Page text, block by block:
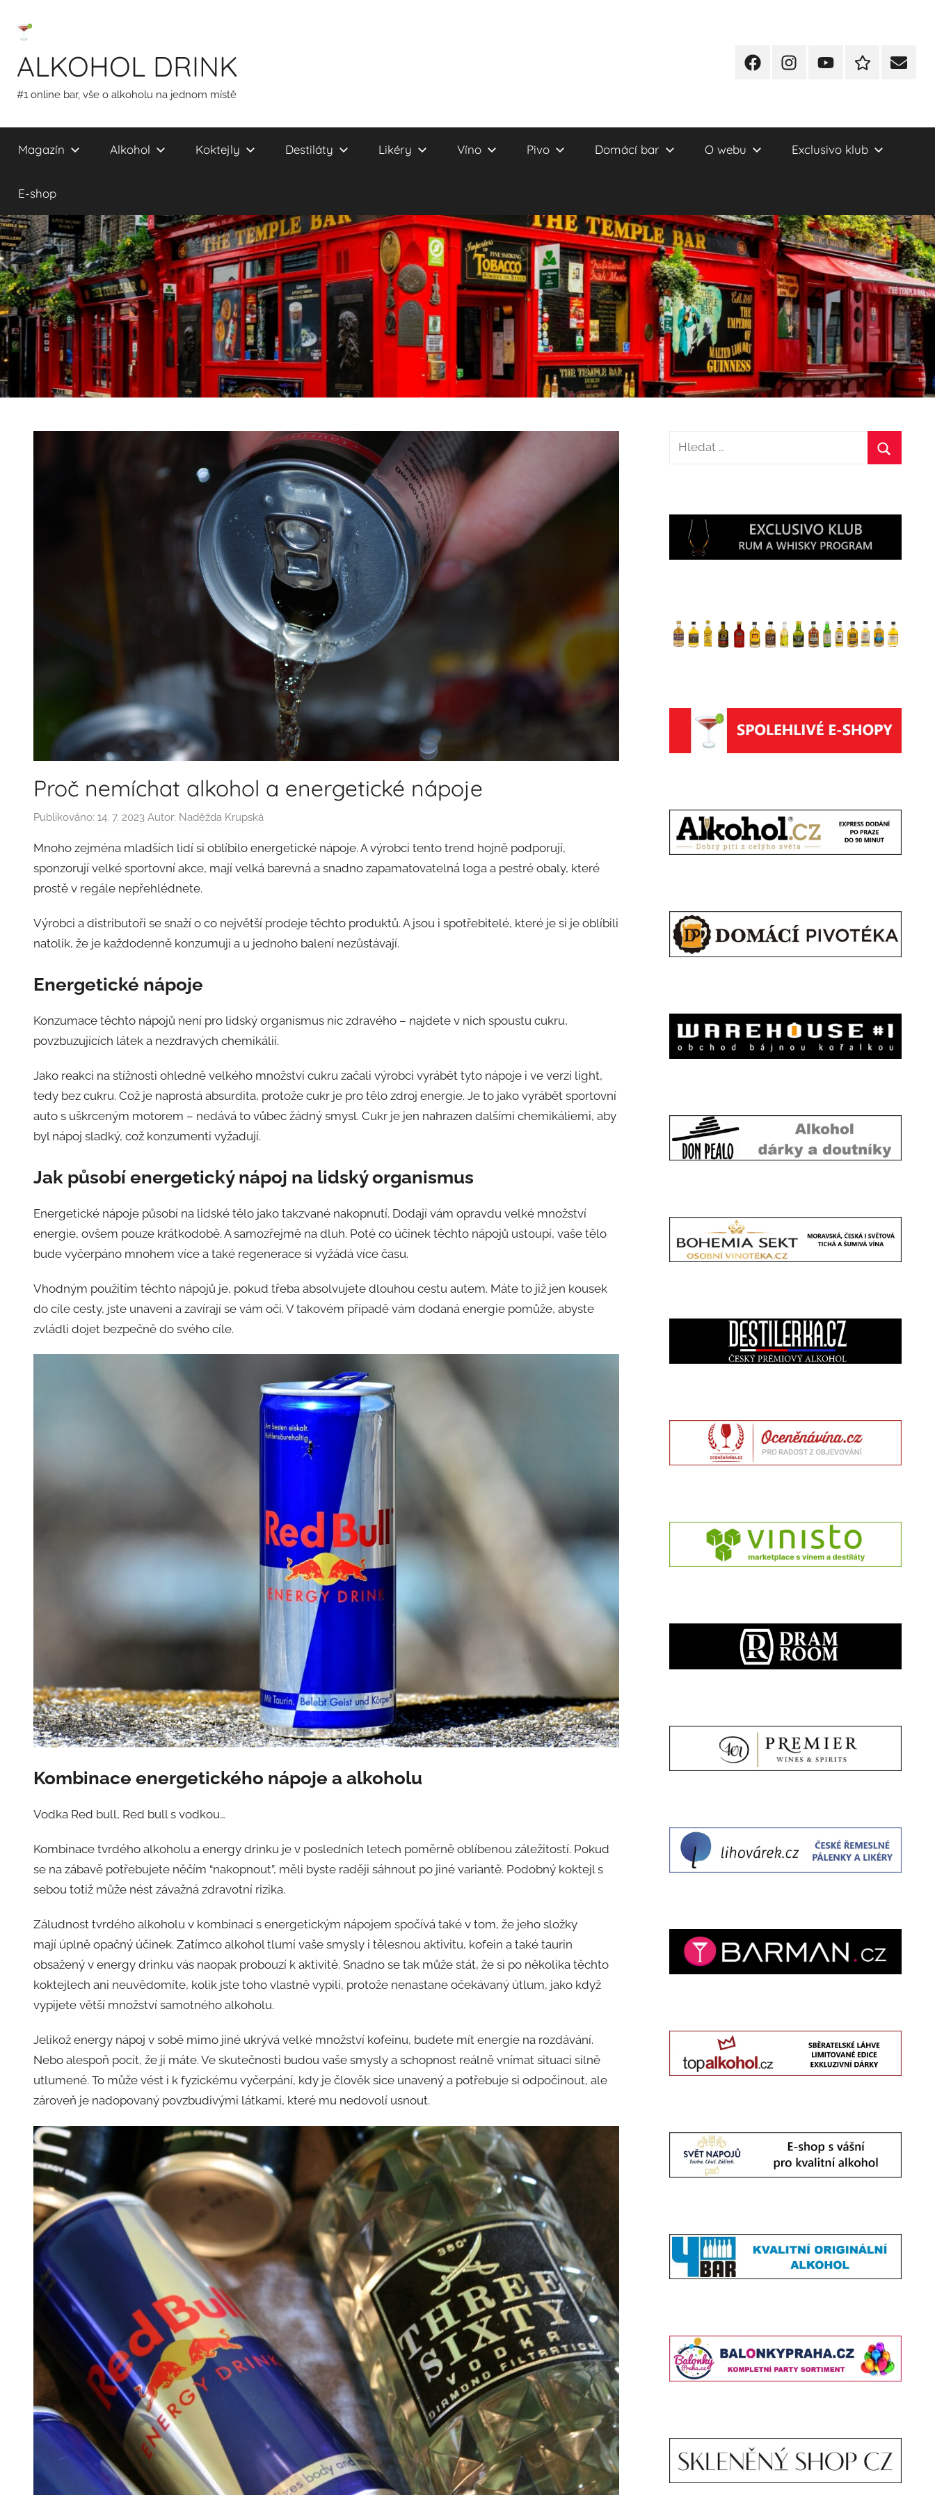
ALKOHOL DRINK
#1 online bar, vše o alkoholu na jednom místě
FacebookInstagram
YT
Redakční
E-
Magazín Alkohol Koktejly Destiláty Likéry Víno Pivo Domácí bar O webu Exclusivo klub
E-shop
Proč nemíchat alkohol a energetické nápoje
Publikováno: 14. 7. 2023 Autor: Naděžda Krupská
Mnoho zejména mladších lidí si oblíbilo energetické nápoje. A výrobci tento trend hojně podporují,
sponzorují velké sportovní akce, mají velká barevná a snadno zapamatovatelná loga a pestré obaly, které
prostě v regále nepřehlédnete.
Výrobci a distributoři se snaží o co největší prodeje těchto produktů. A jsou i spotřebitelé, které je si je oblíbili
natolik, že je každodenně konzumují a u jednoho balení nezůstávají.
Energetické nápoje
Konzumace těchto nápojů není pro lidský organismus nic zdravého – najdete v nich spoustu cukru,
povzbuzujících látek a nezdravých chemikálií.
Jako reakci na stížnosti ohledně velkého množství cukru začali výrobci vyrábět tyto nápoje i ve verzi light,
tedy bez cukru. Což je naprostá absurdita, protože cukr je pro tělo zdroj energie. Je to jako vyrábět sportovní
auto s uškrceným motorem – nedává to vůbec žádný smysl. Cukr je jen nahrazen dalšími chemikáliemi, aby
byl nápoj sladký, což konzumenti vyžadují.
Jak působí energetický nápoj na lidský organismus
Energetické nápoje působí na lidské tělo jako takzvané nakopnutí. Dodají vám opravdu velké množství
energie, ovšem pouze krátkodobě. A samozřejmě na dluh. Poté co účinek těchto nápojů ustoupí, vaše tělo
bude vyčerpáno mnohem více a také regenerace si vyžádá více času.
Vhodným použitím těchto nápojů je, pokud třeba absolvujete dlouhou cestu autem. Máte to již jen kousek
do cíle cesty, jste unaveni a zavírají se vám oči. V takovém případě vám dodaná energie pomůže, abyste
zvládli dojet bezpečně do svého cíle.
Kombinace energetického nápoje a alkoholu
Vodka Red bull, Red bull s vodkou…
Kombinace tvrdého alkoholu a energy drinku je v posledních letech poměrně oblíbenou záležitostí. Pokud
se na zábavě potřebujete něčím “nakopnout”, měli byste raději sáhnout po jiné variantě. Podobný koktejl s
sebou totiž může nést závažná zdravotní rizika.
Záludnost tvrdého alkoholu v kombinaci s energetickým nápojem spočívá také v tom, že jeho složky
mají úplně opačný účinek. Zatímco alkohol tlumí vaše smysly i tělesnou aktivitu, kofein a také taurin
obsažený v energy drinku vás naopak probouzí k aktivitě. Snadno se tak může stát, že si po několika těchto
koktejlech ani neuvědomíte, kolik jste toho vlastně vypili, protože nenastane očekávaný útlum, jako když
vypijete větší množství samotného alkoholu.
Jelikož energy nápoj v sobě mimo jiné ukrývá velké množství kofeinu, budete mít energie na rozdávání.
Nebo alespoň pocit, že ji máte. Ve skutečnosti budou vaše smysly a schopnost reálně vnímat situaci silně
utlumené. To může vést i k fyzickému vyčerpání, kdy je člověk sice unavený a potřebuje si odpočinout, ale
zároveň je nadopovaný povzbudivými látkami, které mu nedovolí usnout.
Hledat: